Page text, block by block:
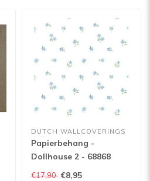
DUTCH WALLCOVERINGS
Papierbehang -
Dollhouse 2 - 68868
€17,90 €8,95